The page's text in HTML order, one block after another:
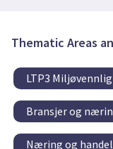
Thematic Areas
LTP3
Bransjer og
Næring og handel